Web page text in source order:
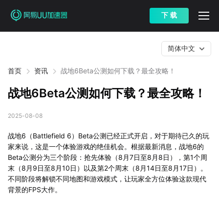
下 载
首页 资讯 战地6Beta公测如何下载？最全攻略！
简体中文
战地6Beta公测如何下载？最全攻略！
2025-08-08
战地6（Battlefield 6）Beta公测已经正式开启，对于期待已久的玩
家来说，这是一个体验游戏的绝佳机会。根据最新消息，战地6的
Beta公测分为三个阶段：抢先体验（8月7日至8月8日），第1个周
末（8月9日至8月10日）以及第2个周末（8月14日至8月17日）。
不同阶段将解锁不同地图和游戏模式，让玩家全方位体验这款现代
背景的FPS大作。